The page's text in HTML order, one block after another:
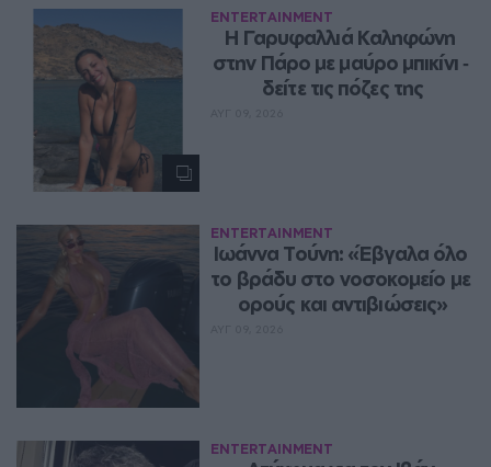
ENTERTAINMENT
Η Γαρυφαλλιά Καληφώνη
στην Πάρο με μαύρο μπικίνι ‑
δείτε τις πόζες της
ENTERTAINMENT
Ιωάννα Τούνη: «Έβγαλα όλο
το βράδυ στο νοσοκομείο με
ορούς και αντιβιώσεις»
ENTERTAINMENT